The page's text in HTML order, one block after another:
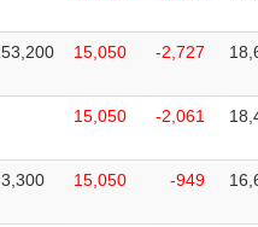
15,050 -2,727
15,050 -2,061
3,300 15,050 -949